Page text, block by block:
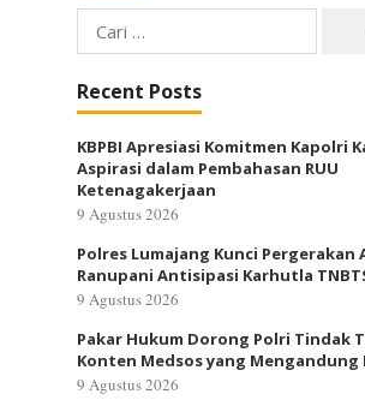
Cari
untuk:
Recent Posts
KBPBI Apresiasi Komitmen Kapolri
Aspirasi dalam Pembahasan RUU
Ketenagakerjaan
9 Agustus 2026
Polres Lumajang Kunci Pergerakan
Ranupani Antisipasi Karhutla
9 Agustus 2026
Pakar Hukum Dorong Polri Tindak
Konten Medsos yang Mengandung
9 Agustus 2026